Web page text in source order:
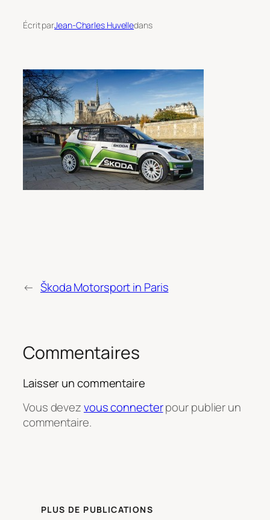
Écrit parJean-Charles Huvelledans
← Škoda Motorsport in Paris
Commentaires
Laisser un commentaire
Vous devezvous connecterpour publier un
commentaire.
PLUS DE PUBLICATIONS